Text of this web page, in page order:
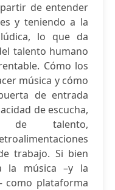
de entender
y teniendo a la
lo que da
talento humano
Cómo los
música y cómo
de entrada
de escucha,
de talento,
trabajo. Si bien
la música –y la
como plataforma